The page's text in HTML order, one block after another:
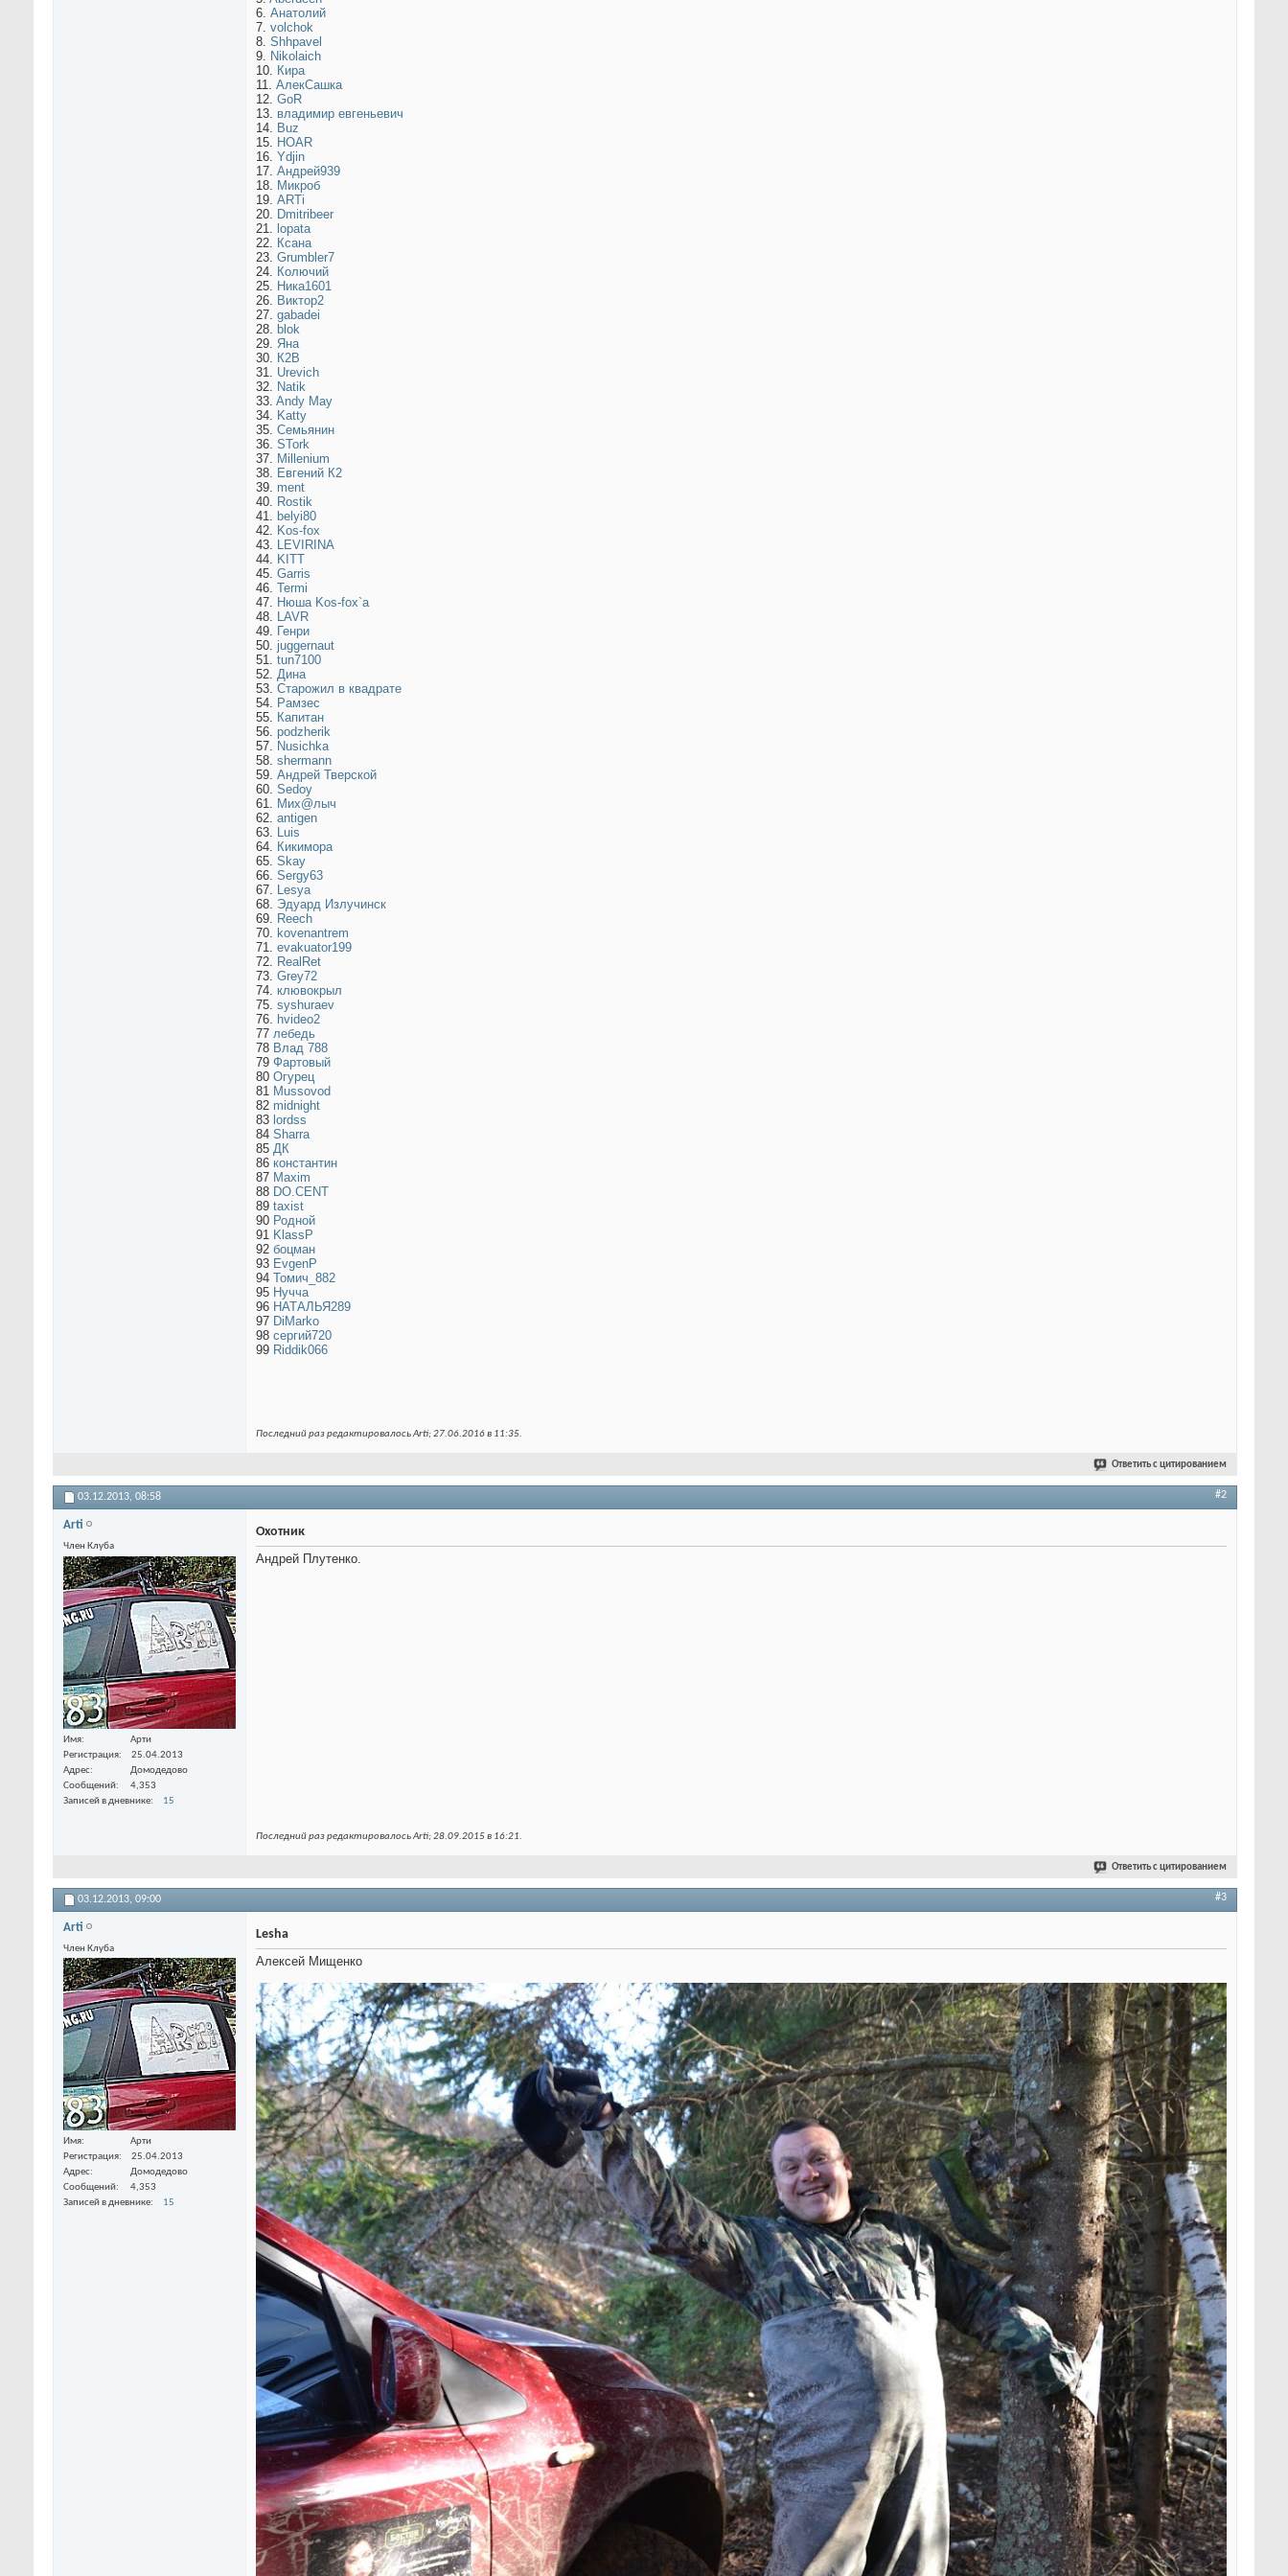
6. Анатолий
7. volchok
8. Shhpavel
9. Nikolaich
10. Кира
11. АлекСашка
12. GoR
13. владимир евгеньевич
14. Buz
15. HOAR
16. Ydjin
17. Андрей939
18. Микроб
19. ARTi
20. Dmitribeer
21. lopata
22. Ксана
23. Grumbler7
24. Колючий
25. Ника1601
26. Виктор2
27. gabadei
28. blok
29. Яна
30. К2B
31. Urevich
32. Natik
33. Andy May
34. Katty
35. Семьянин
36. STork
37. Millenium
38. Евгений К2
39. ment
40. Rostik
41. belyi80
42. Kos-fox
43. LEVIRINA
44. KITT
45. Garris
46. Termi
47. Нюша Kos-fox`a
48. LAVR
49. Генри
50. juggernaut
51. tun7100
52. Дина
53. Старожил в квадрате
54. Рамзес
55. Капитан
56. podzherik
57. Nusichka
58. shermann
59. Андрей Тверской
60. Sedoy
61. Мих@лыч
62. antigen
63. Luis
64. Кикимора
65. Skay
66. Sergy63
67. Lesya
68. Эдуард Излучинск
69. Reech
70. kovenantrem
71. evakuator199
72. RealRet
73. Grey72
74. клювокрыл
75. syshuraev
76. hvideo2
77 лебедь
78 Влад 788
79 Фартовый
80 Огурец
81 Mussovod
82 midnight
83 lordss
84 Sharra
85 ДК
86 константин
87 Maxim
88 DO.CENT
89 taxist
90 Родной
91 KlassP
92 боцман
93 EvgenP
94 Томич_882
95 Нучча
96 НАТАЛЬЯ289
97 DiMarko
98 сергий720
99 Riddik066
Последний раз редактировалось Arti; 27.06.2016 в 11:35.
Ответить с цитированием
03.12.2013, 08:58 #2
Arti
Член Клуба
Имя
Арти
Регистрация
25.04.2013
Адрес
Домодедово
Сообщений
4,353
Записей в дневнике
15
Охотник
Андрей Плутенко.
Последний раз редактировалось Arti; 28.09.2015 в 16:21.
Ответить с цитированием
03.12.2013, 09:00 #3
Arti
Член Клуба
Имя
Арти
Регистрация
25.04.2013
Адрес
Домодедово
Сообщений
4,353
Записей в дневнике
15
Lesha
Алексей Мищенко